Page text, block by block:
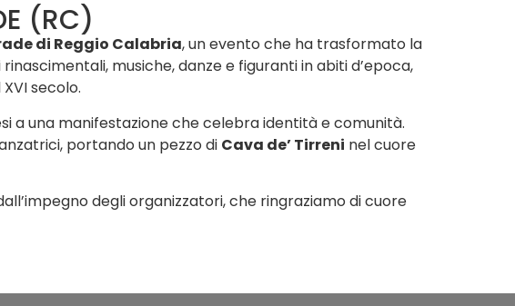
(RC)
di Reggio Calabria, un evento che ha trasformato la
musiche, danze e figuranti in abiti d’epoca,
secolo.
a una manifestazione che celebra identità e comunità.
portando un pezzo di Cava de’ Tirreni nel cuore
degli organizzatori, che ringraziamo di cuore